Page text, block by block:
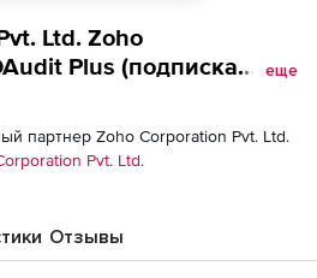
Ltd. Zoho
Plus (подписка
еще
партнер Zoho Corporation Pvt. Ltd.
Pvt. Ltd.
Отзывы